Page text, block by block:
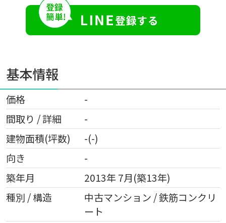
基本情報
価格
-
間取り / 詳細
-
建物面積(坪数)
-(-)
向き
-
築年月
2013年 7月(築13年)
種別 / 構造
中古マンション / 鉄筋コンクリ
ート